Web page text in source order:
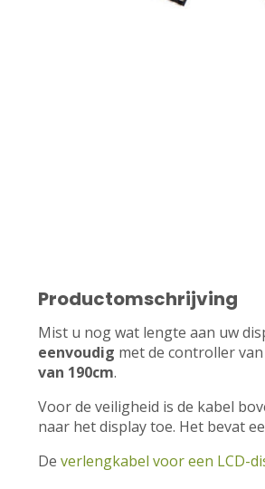
Productomschrijving
Mist u nog wat lengte aan uw
eenvoudig met de controller
van 190cm.
Voor de veiligheid is de kabel
naar het display toe. Het bevat
De verlengkabel voor een LCD-